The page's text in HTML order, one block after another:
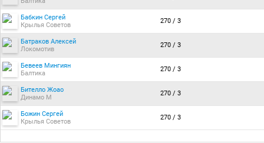
Бабкин Сергей
Крылья Советов
270 / 3
Батраков Алексей
Локомотив
270 / 3
Бевеев Мингиян
Балтика
270 / 3
Бителло Жоао
Динамо М
270 / 3
Божин Сергей
Крылья Советов
270 / 3